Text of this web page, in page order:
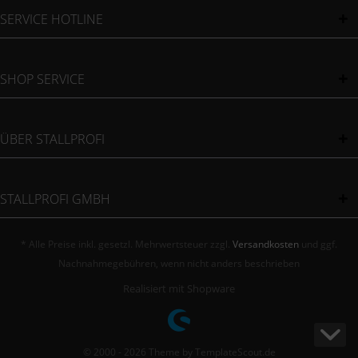
SERVICE HOTLINE
SHOP SERVICE
ÜBER STALLPROFI
STALLPROFI GMBH
* Alle Preise inkl. gesetzl. Mehrwertsteuer zzgl. Versandkosten und ggf.
Nachnahmegebühren, wenn nicht anders beschrieben
Realisiert mit Shopware
© 2000 - 2026 Theme by TemplateScout.de